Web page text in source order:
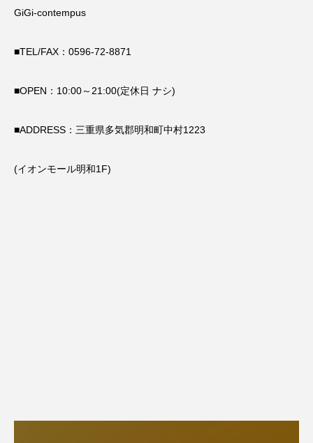
GiGi-contempus
■TEL/FAX：0596-72-8871
■OPEN：10:00～21:00(定休日 ナシ)
■ADDRESS：三重県多気郡明和町中村1223
(イオンモール明和1F)